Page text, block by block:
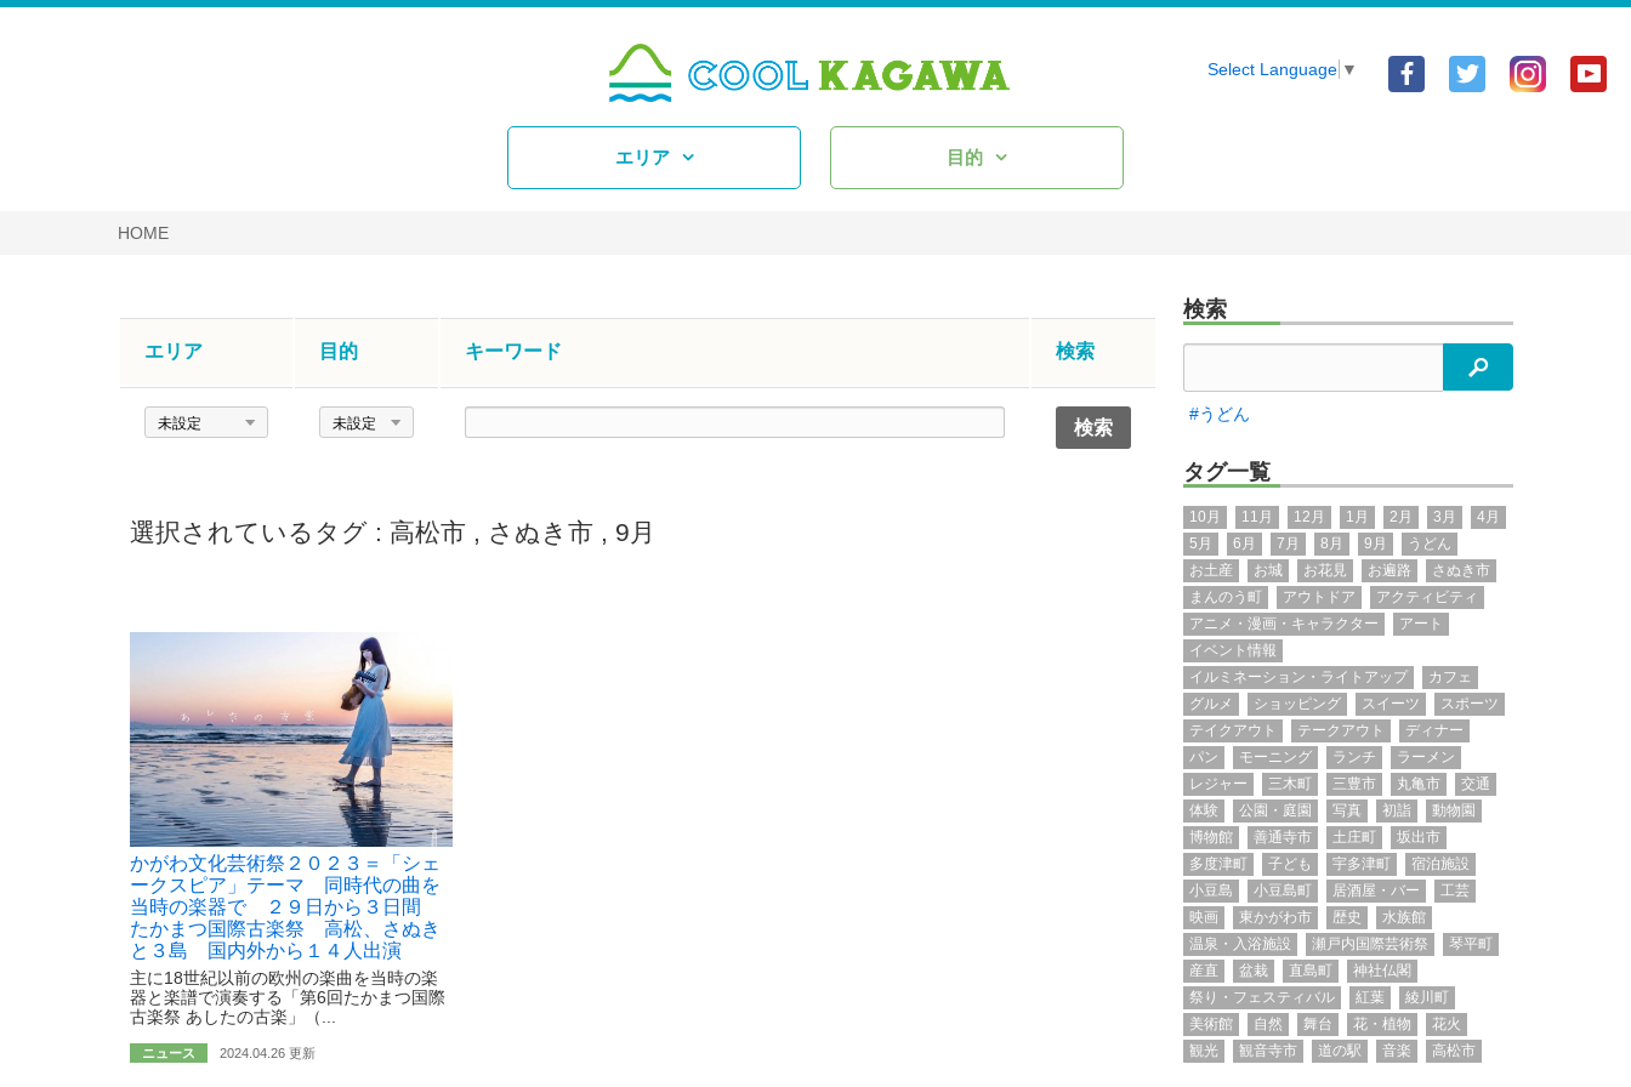
Facebook
Twitter
Select Language ▼
エリア 目的
HOME
エリア 目的 キーワード 検索
エ
目
ド
選択されているタグ : 高松市 , さぬき市 , 9月
かがわ文化芸術祭２０２３＝「シェ
ークスピア」テーマ 同時代の曲を
当時の楽器で ２９日から３日間
たかまつ国際古楽祭 高松、さぬき
と３島 国内外から１４人出演
主に18世紀以前の欧州の楽曲を当時の楽
器と楽譜で演奏する「第6回たかまつ国際
古楽祭 あしたの古楽」（...
ニュース 2024.04.26 更新
検索
検索
#うどん
タグ一覧
10月 11月 12月 1月 2月 3月
4月
5月
6月 7月 8月 9月
うどん
お土産
お城 お花見 お遍路
さぬき市
まんのう町
アウトドア
アクティビティ
アニメ・漫画・キャラクター
アート
イベント情報
イルミネーション・ライトアップ
カフェ
グルメ
ショッピング スイーツ
スポーツ
テイクアウト
テークアウト
ディナー
パン
モーニング ランチ
ラーメン
レジャー
三木町 三豊市 丸亀市
交通
体験
公園・庭園 写真 初詣
動物園
博物館
善通寺市 土庄町
坂出市
多度津町
子ども 宇多津町
宿泊施設
小豆島
小豆島町 居酒屋・バー
工芸
映画
東かがわ市 歴史
水族館
温泉・入浴施設
瀬戸内国際芸術祭
琴平町
産直
盆栽 直島町
神社仏閣
祭り・フェスティバル
紅葉
綾川町
美術館
自然 舞台 花・植物
花火
観光
観音寺市 道の駅 音楽 高松市